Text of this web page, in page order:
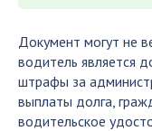
Документ могут не
водитель является
штрафы за
выплаты долга,
водительское